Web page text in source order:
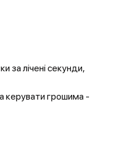
за лічені секунди,
керувати грошима -